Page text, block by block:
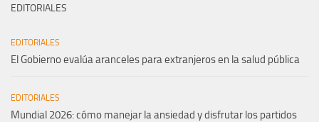
EDITORIALES
EDITORIALES
El Gobierno evalúa aranceles para extranjeros en la salud pública
EDITORIALES
Mundial 2026: cómo manejar la ansiedad y disfrutar los partidos